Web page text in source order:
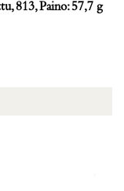
813, Paino: 57,7 g